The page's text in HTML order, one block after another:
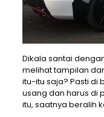
Dikala santai
melihat tampilan
itu-itu saja? Pasti di
usang dan harus di
itu, saatnya beralih